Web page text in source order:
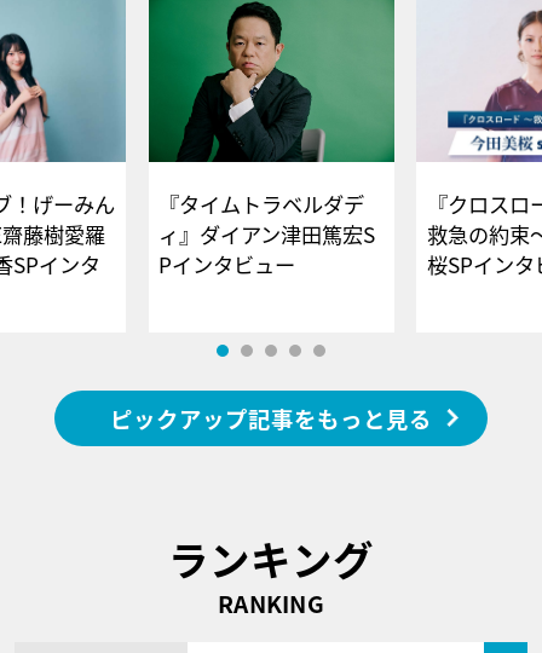
！げーみん
藤樹愛羅
SPインタ
『タイムトラベルダデ
ィ』ダイアン津田篤宏S
Pインタビュー
『クロス
救急の約束
桜SPイ
ピックアップ記事をもっと見る
ランキング
RANKING